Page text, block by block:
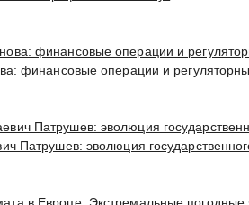
финансовые операции и
Патрушев: эволюция